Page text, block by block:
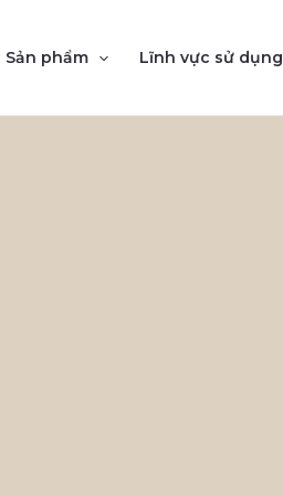
Sản phẩm Lĩnh vực sử dụng